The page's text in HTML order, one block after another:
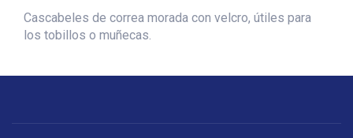
Cascabeles de correa morada con velcro, útiles para
los tobillos o muñecas.